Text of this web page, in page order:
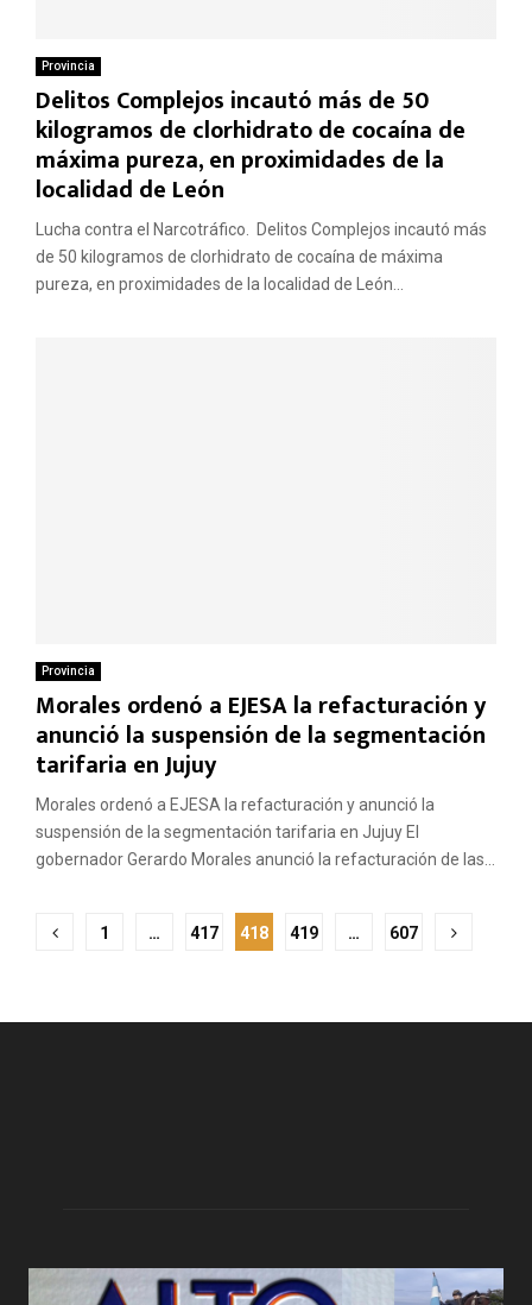
Provincia
Delitos Complejos incautó más de 50
kilogramos de clorhidrato de cocaína de
máxima pureza, en proximidades de la
localidad de León
Lucha contra el Narcotráfico. Delitos Complejos incautó más
de 50 kilogramos de clorhidrato de cocaína de máxima
pureza, en proximidades de la localidad de León...
Provincia
Morales ordenó a EJESA la refacturación y
anunció la suspensión de la segmentación
tarifaria en Jujuy
Morales ordenó a EJESA la refacturación y anunció la
suspensión de la segmentación tarifaria en Jujuy El
gobernador Gerardo Morales anunció la refacturación de las...
Paginación
entradas
1 … 417 418 419 … 607